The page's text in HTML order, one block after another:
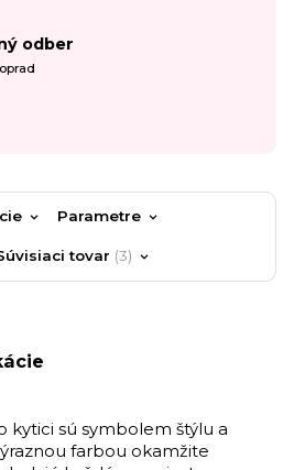
odber
Parametre
tovar 3
kytici sú symbolem štýlu a
farbou okamžite